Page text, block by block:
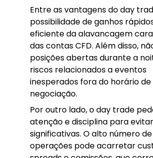
Entre as vantagens do day
possibilidade de ganhos
eficiente da alavancagem
das contas CFD. Além disso,
posições abertas durante a
riscos relacionados a eventos
inesperados fora do horário de
negociação.
Por outro lado, o day trade
atenção e disciplina para
significativas. O alto número de
operações pode acarretar